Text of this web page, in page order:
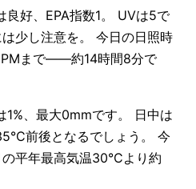
良好、EPA指数1。 UVは5で
少し注意を。 今日の日照時
まで——約14時間8分で
1%、最大0mmです。 日中は
前後となるでしょう。 今
平年最高気温30°Cより約